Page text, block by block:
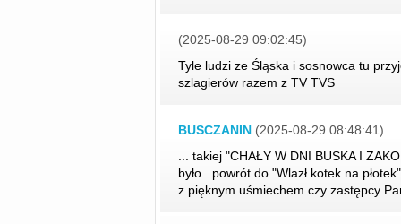
(2025-08-29 09:02:45)
Tyle ludzi ze Śląska i sosnowca tu
szlagierów razem z TV TVS
BUSCZANIN (2025-08-29 08:48:41)
... takiej "CHAŁY W DNI BUSKA I
było...powrót do "Wlazł kotek na
z pięknym uśmiechem czy zastępcy